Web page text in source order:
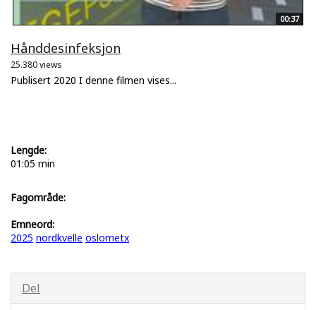
00:37
Hånddesinfeksjon
25.380 views
Publisert 2020 I denne filmen vises...
Lengde:
01:05 min
Fagområde:
Emneord:
2025 nordkvelle oslometx
Del